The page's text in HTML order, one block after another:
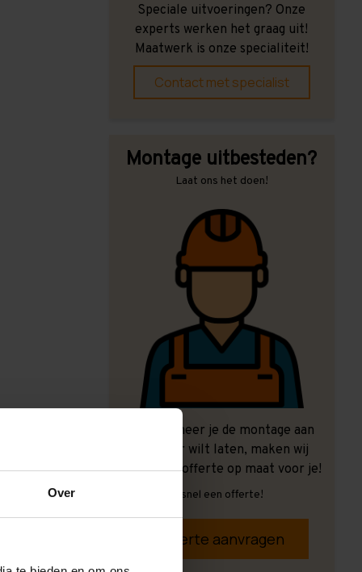
Over
Speciale uitvoeringen? Onze
experts werken het graag uit!
Maatwerk is onze specialiteit!
Contact met specialist
Montage uitbesteden?
Laat ons het doen!
Ook wanneer je de montage aan
ons over wilt laten, maken wij
graag een offerte op maat voor je!
Vrijblijvend, snel een offerte!
Offerte aanvragen